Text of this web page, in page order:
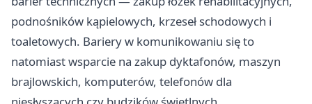
podnośników kąpielowych, krzeseł schodowych i
toaletowych. Bariery w komunikowaniu się to
natomiast wsparcie na zakup dyktafonów, maszyn
brajlowskich, komputerów, telefonów dla